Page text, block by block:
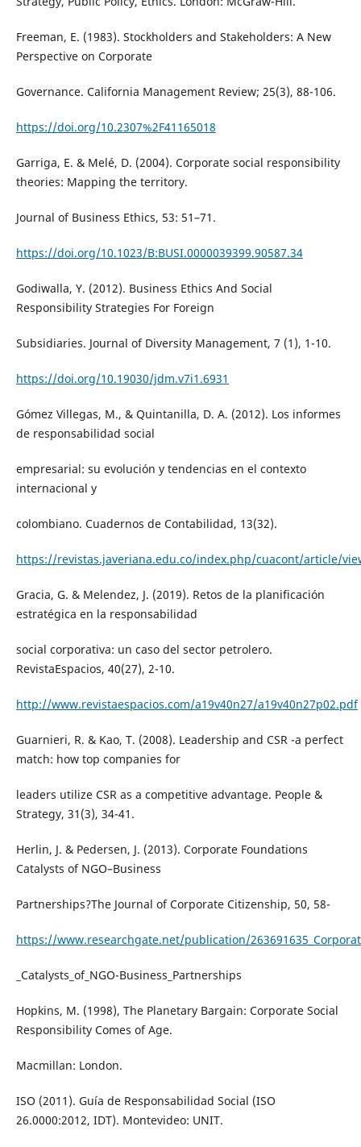
Freeman, E. (1983). Stockholders and Stakeholders: A New
Perspective on Corporate
Governance. California Management Review; 25(3), 88-106.
https://doi.org/10.2307%2F41165018
Garriga, E. & Melé, D. (2004). Corporate social responsibility
theories: Mapping the territory.
Journal of Business Ethics, 53: 51–71.
https://doi.org/10.1023/B:BUSI.0000039399.90587.34
Godiwalla, Y. (2012). Business Ethics And Social
Responsibility Strategies For Foreign
Subsidiaries. Journal of Diversity Management, 7 (1), 1-10.
https://doi.org/10.19030/jdm.v7i1.6931
Gómez Villegas, M., & Quintanilla, D. A. (2012). Los informes
de responsabilidad social
empresarial: su evolución y tendencias en el contexto
internacional y
colombiano. Cuadernos de Contabilidad, 13(32).
https://revistas.javeriana.edu.co/index.php/cuacont/article/
Gracia, G. & Melendez, J. (2019). Retos de la planificación
estratégica en la responsabilidad
social corporativa: un caso del sector petrolero.
RevistaEspacios, 40(27), 2-10.
http://www.revistaespacios.com/a19v40n27/a19v40n27p02.pdf
Guarnieri, R. & Kao, T. (2008). Leadership and CSR -a perfect
match: how top companies for
leaders utilize CSR as a competitive advantage. People &
Strategy, 31(3), 34-41.
Herlin, J. & Pedersen, J. (2013). Corporate Foundations
Catalysts of NGO–Business
Partnerships?The Journal of Corporate Citizenship, 50, 58-
https://www.researchgate.net/publication/
_Catalysts_of_NGO-Business_Partnerships
Hopkins, M. (1998), The Planetary Bargain: Corporate Social
Responsibility Comes of Age.
Macmillan: London.
ISO (2011). Guía de Responsabilidad Social (ISO
26.0000:2012, IDT). Montevideo: UNIT.